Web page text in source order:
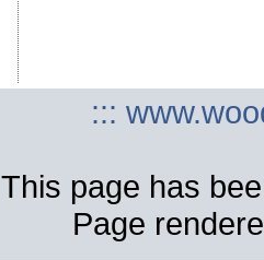
:::
This page has
Page